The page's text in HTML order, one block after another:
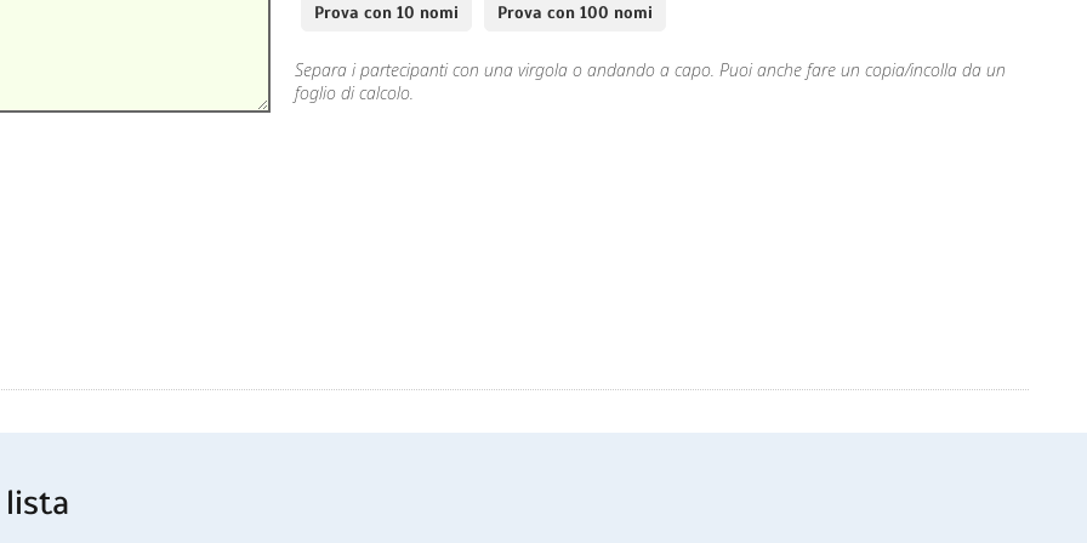
Prova con 10 nomi Prova con 100 nomi
Separa i partecipanti con una virgola o andando a capo. Puoi anche fare un copia/incolla da un
foglio di calcolo.
lista